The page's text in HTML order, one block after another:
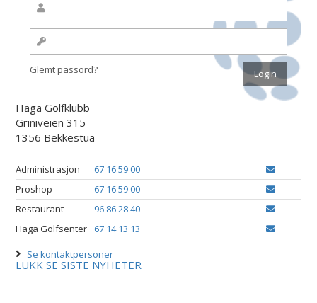
Glemt passord?
Haga Golfklubb
Griniveien 315
1356 Bekkestua
Administrasjon
67 16 59 00
Proshop
67 16 59 00
Restaurant
96 86 28 40
Haga Golfsenter
67 14 13 13
Se kontaktpersoner
LUKK SE SISTE NYHETER